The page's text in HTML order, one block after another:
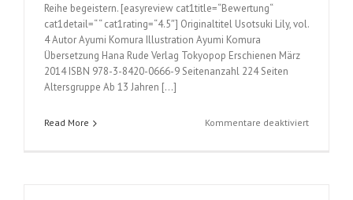
Reihe begeistern. [easyreview cat1title=“Bewertung“
cat1detail=“ “ cat1rating=“4.5″] Originaltitel Usotsuki Lily, vol.
4 Autor Ayumi Komura Illustration Ayumi Komura
Übersetzung Hana Rude Verlag Tokyopop Erschienen März
2014 ISBN 978-3-8420-0666-9 Seitenanzahl 224 Seiten
Altersgruppe Ab 13 Jahren […]
Read More Kommentare deaktiviertfür